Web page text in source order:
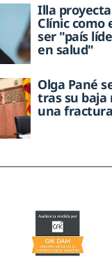
Illa
Clínic como
ser "país
en salud"
Olga Pané
tras su baja
una